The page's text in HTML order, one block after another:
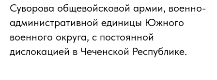
Суворова общевойсковой армии, военно-
административной единицы Южного
военного округа, с постоянной
дислокацией в Чеченской Республике.